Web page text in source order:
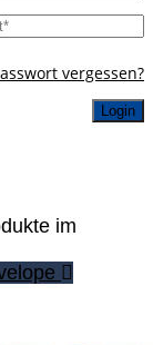
vergessen?
Login
im